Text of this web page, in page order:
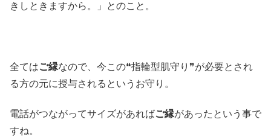
きしときますから。」とのこと。
全てはご縁なので、今この❝指輪型肌守り❞が必要とされ
る方の元に授与されるというお守り。
電話がつながってサイズがあればご縁があったという事で
すね。